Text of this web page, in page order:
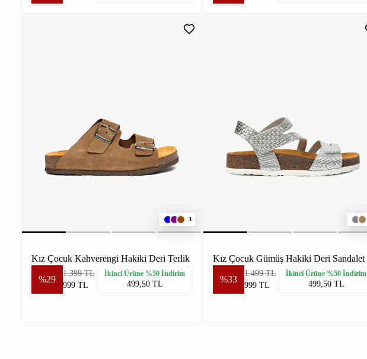
3
Kız Çocuk Kahverengi Hakiki Deri Terlik
%29
1.399 TL
999 TL
İkinci Ürüne %50 İndirim
499,50 TL
Kız Çocuk Gümüş Hakiki Deri Sandalet
%33
1.499 TL
999 TL
İkinci Ürüne %50 İndirim
499,50 TL